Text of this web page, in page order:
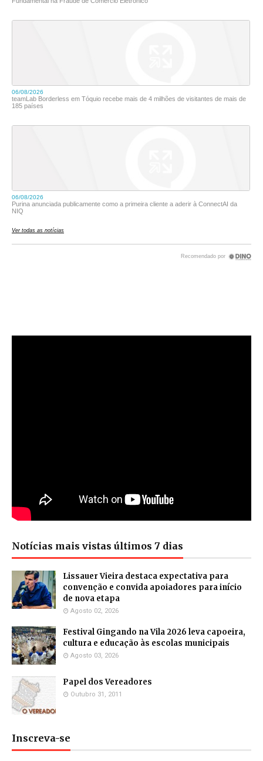
Notícias mais vistas últimos 7 dias
Lissauer Vieira destaca expectativa para
convenção e convida apoiadores para início
de nova etapa
Agosto 02, 2026
Festival Gingando na Vila 2026 leva capoeira,
cultura e educação às escolas municipais
Agosto 03, 2026
Papel dos Vereadores
Outubro 31, 2011
Inscreva-se